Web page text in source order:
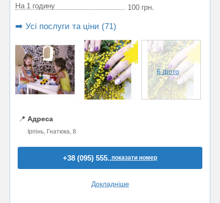
На 1 годину 100 грн.
➡️ Усі послуги та ціни (71)
6 фото
📍 Адреса
Ірпінь, Гнатюка, 8
+38 (095) 555..показати номер
Докладніше